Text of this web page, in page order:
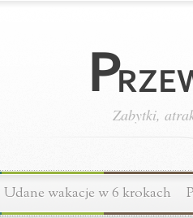
Zabytki,
Udane wakacje w 6 krokach